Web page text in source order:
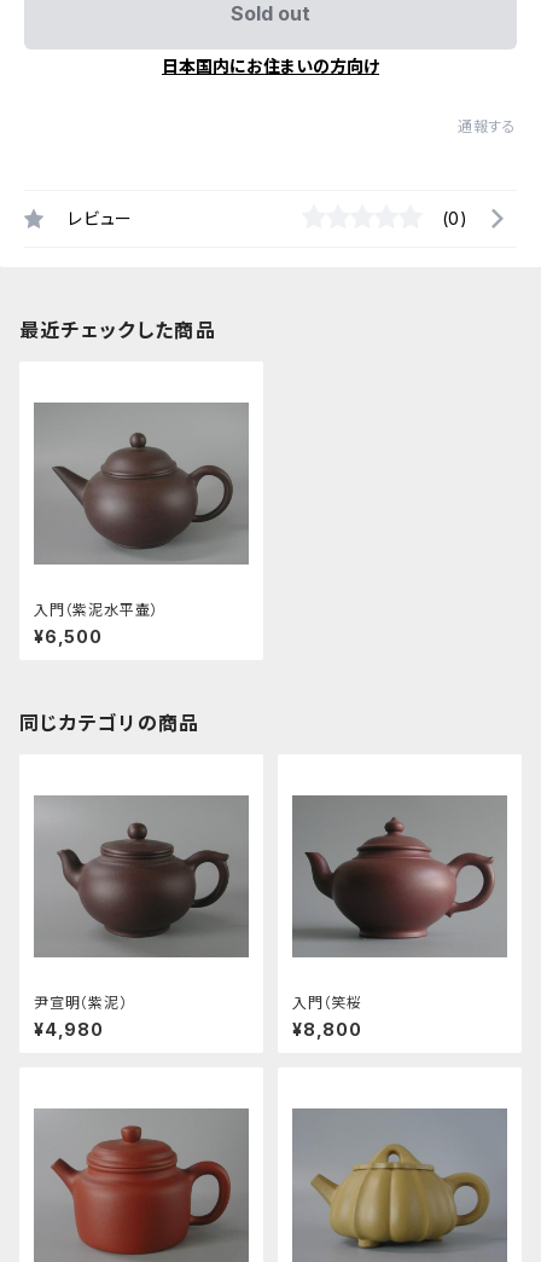
Sold out
日本国内にお住まいの方向け
通報する
レビュー (0)
最近チェックした商品
入門（紫泥水平壷）
¥6,500
同じカテゴリの商品
尹宣明（紫泥）
¥4,980
入門（笑桜
¥8,800